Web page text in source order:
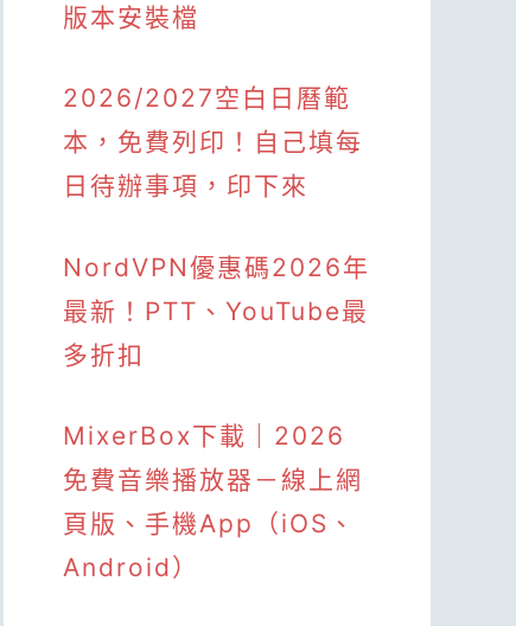
版本安裝檔
2026/2027空白日曆範
本，免費列印！自己填每
日待辦事項，印下來
NordVPN優惠碼2026年
最新！PTT、YouTube最
多折扣
MixerBox下載｜2026
免費音樂播放器－線上網
頁版、手機App（iOS、
Android）